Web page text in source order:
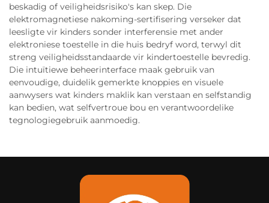
beskadig of veiligheidsrisiko's kan skep. Die
elektromagnetiese nakoming-sertifisering verseker dat
leesligte vir kinders sonder interferensie met ander
elektroniese toestelle in die huis bedryf word, terwyl dit
streng veiligheidsstandaarde vir kindertoestelle bevredig.
Die intuïtiewe beheerinterface maak gebruik van
eenvoudige, duidelik gemerkte knoppies en visuele
aanwysers wat kinders maklik kan verstaan en selfstandig
kan bedien, wat selfvertroue bou en verantwoordelike
tegnologiegebruik aanmoedig.